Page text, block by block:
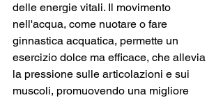
delle energie vitali. Il movimento
nell'acqua, come nuotare o fare
ginnastica acquatica, permette un
esercizio dolce ma efficace, che allevia
la pressione sulle articolazioni e sui
muscoli, promuovendo una migliore